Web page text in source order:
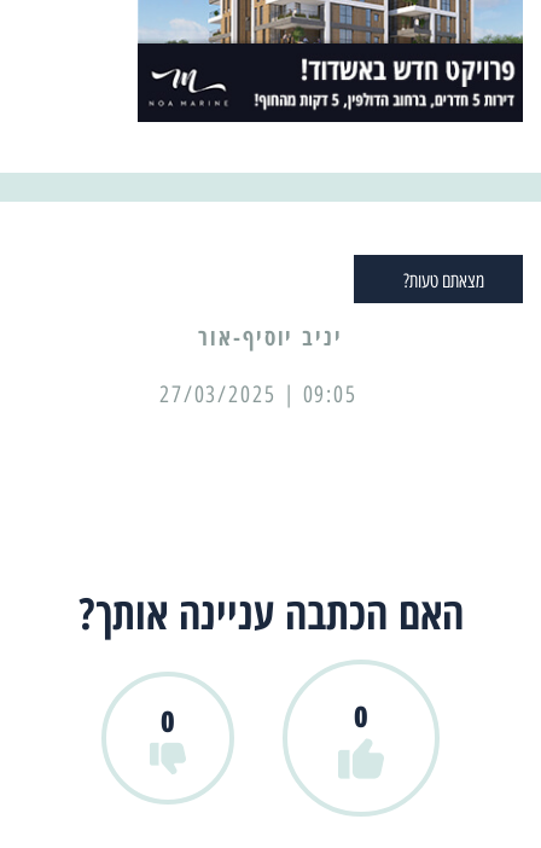
מצאתם טעות?
יניב יוסיף-אור
09:05 | 27/03/2025
האם הכתבה עניינה אותך?
0
0